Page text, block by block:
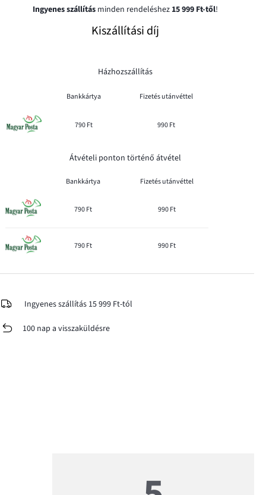
Ingyenes szállításminden rendeléshez 15 999 Ft-től!
Kiszállítási díj
Házhozszállítás
Bankkártya Fizetés utánvéttel
790 Ft 990 Ft
Átvételi ponton történő átvétel
Bankkártya Fizetés utánvéttel
790 Ft 990 Ft
790 Ft 990 Ft
Ingyenes szállítás 15 999 Ft-tól
100 nap a visszaküldésre